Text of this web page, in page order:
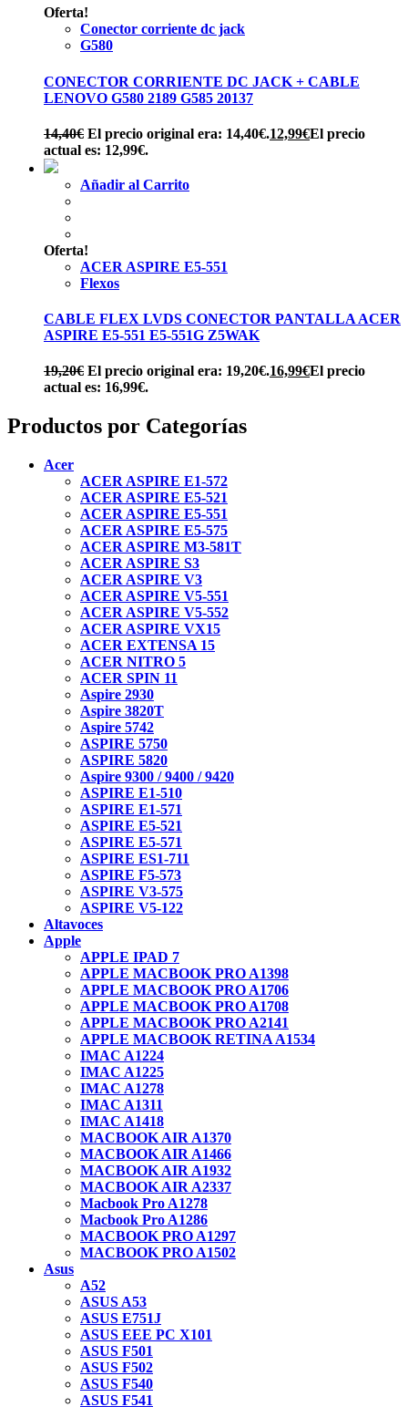
Oferta!
Conector corriente dc jack
G580
CONECTOR CORRIENTE DC JACK + CABLE
LENOVO G580 2189 G585 20137
14,40€ El precio original era: 14,40€.12,99€El precio
actual es: 12,99€.
Añadir al Carrito
Oferta!
ACER ASPIRE E5-551
Flexos
CABLE FLEX LVDS CONECTOR PANTALLA ACER
ASPIRE E5-551 E5-551G Z5WAK
19,20€ El precio original era: 19,20€.16,99€El precio
actual es: 16,99€.
Productos por Categorías
Acer
ACER ASPIRE E1-572
ACER ASPIRE E5-521
ACER ASPIRE E5-551
ACER ASPIRE E5-575
ACER ASPIRE M3-581T
ACER ASPIRE S3
ACER ASPIRE V3
ACER ASPIRE V5-551
ACER ASPIRE V5-552
ACER ASPIRE VX15
ACER EXTENSA 15
ACER NITRO 5
ACER SPIN 11
Aspire 2930
Aspire 3820T
Aspire 5742
ASPIRE 5750
ASPIRE 5820
Aspire 9300 / 9400 / 9420
ASPIRE E1-510
ASPIRE E1-571
ASPIRE E5-521
ASPIRE E5-571
ASPIRE ES1-711
ASPIRE F5-573
ASPIRE V3-575
ASPIRE V5-122
Altavoces
Apple
APPLE IPAD 7
APPLE MACBOOK PRO A1398
APPLE MACBOOK PRO A1706
APPLE MACBOOK PRO A1708
APPLE MACBOOK PRO A2141
APPLE MACBOOK RETINA A1534
IMAC A1224
IMAC A1225
IMAC A1278
IMAC A1311
IMAC A1418
MACBOOK AIR A1370
MACBOOK AIR A1466
MACBOOK AIR A1932
MACBOOK AIR A2337
Macbook Pro A1278
Macbook Pro A1286
MACBOOK PRO A1297
MACBOOK PRO A1502
Asus
A52
ASUS A53
ASUS E751J
ASUS EEE PC X101
ASUS F501
ASUS F502
ASUS F540
ASUS F541